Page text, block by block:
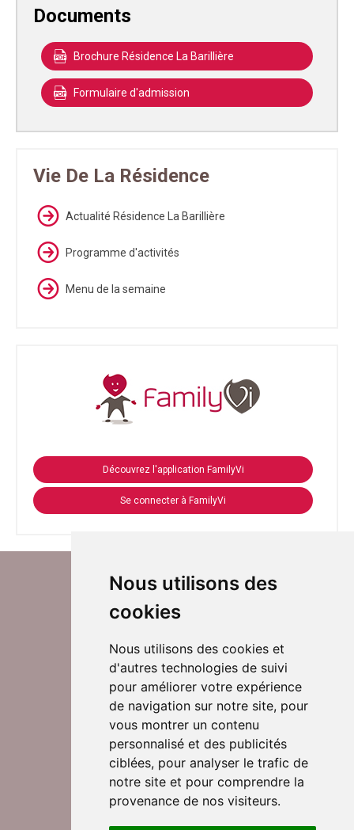
Nous utilisons des
cookies
Nous utilisons des cookies et
d'autres technologies de suivi
pour améliorer votre expérience
de navigation sur notre site, pour
vous montrer un contenu
personnalisé et des publicités
ciblées, pour analyser le trafic de
notre site et pour comprendre la
provenance de nos visiteurs.
Documents
Brochure Résidence La Barillière
Formulaire d'admission
Vie De La Résidence
Actualité Résidence La Barillière
Programme d'activités
Menu de la semaine
Découvrez l'application FamilyVi
Se connecter à FamilyVi
Suivez-nous sur Twitter
Rejoignez nos équipes
Nous contacter